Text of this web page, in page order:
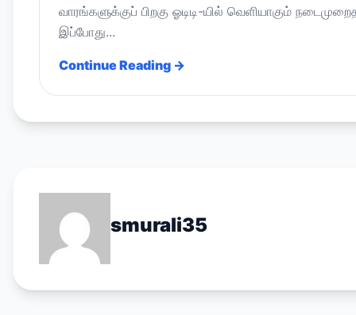
வாரங்களுக்குப் பிறகு ஓடிடி-யில் வெளியாகும்
இப்போது...
Continue Reading →
smurali35